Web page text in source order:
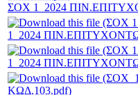
ΣΟΧ 1_2024
1_2024
1_2024